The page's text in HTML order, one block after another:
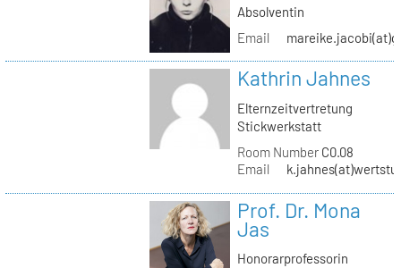
Absolventin
Email
Kathrin Jahnes
Elternzeitvertretung
Stickwerkstatt
Room NumberC0.08
Email
Prof. Dr. Mona
Jas
Honorarprofessorin